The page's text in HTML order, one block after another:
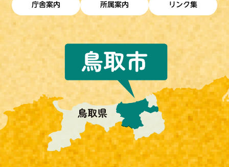
庁舎案内 所属案内 リンク集